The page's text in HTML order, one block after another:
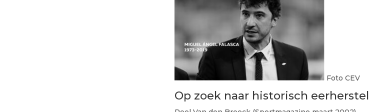
Foto CEV
Op zoek naar historisch eerherstel